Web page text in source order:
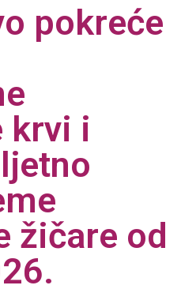
pokreće
krvi i
žičare od